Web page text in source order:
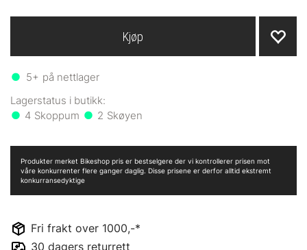
5+ på nettlager
4 2
Kjøp
Fri frakt over 1000,-*
30 dagers returrett
Produkter merket Bikeshop pris er bestselgere der vi kontrollerer prisen mot
våre konkurrenter flere ganger daglig. Disse prisene er derfor alltid ekstremt
konkurransedyktige